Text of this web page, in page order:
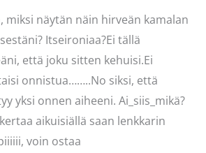
miksi näytän näin hirveän kamalan
Itseironiaa?Ei tällä
että joku sitten kehuisi.Ei
onnistua……..No siksi, että
yksi onnen aiheeni. Ai_siis_mikä?
aikuisiällä saan lenkkarin
voin ostaa